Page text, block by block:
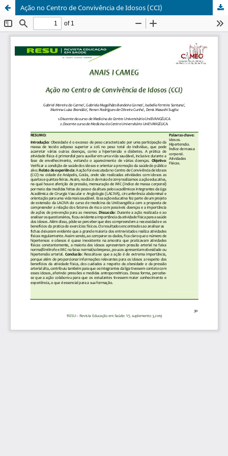
Ação no Centro de Convivência de Idosos (CCI)